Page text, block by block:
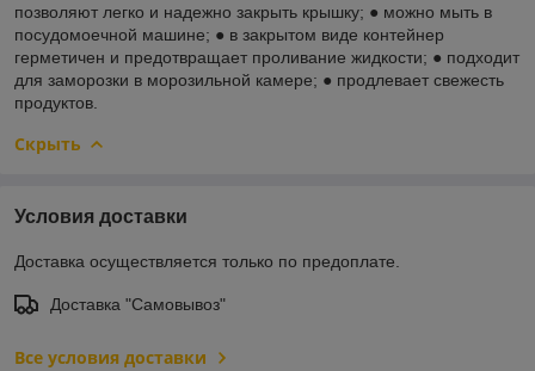
позволяют легко и надежно закрыть крышку; ● можно мыть в
посудомоечной машине; ● в закрытом виде контейнер
герметичен и предотвращает проливание жидкости; ● подходит
для заморозки в морозильной камере; ● продлевает свежесть
продуктов.
Скрыть
Условия доставки
Доставка осуществляется только по предоплате.
Доставка "Самовывоз"
Все условия доставки